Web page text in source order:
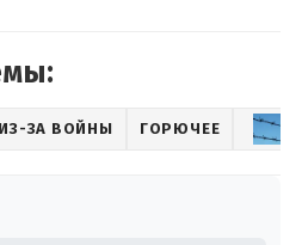
ЗА ВОЙНЫ ГОРЮЧЕЕ